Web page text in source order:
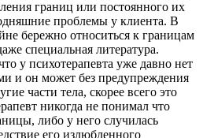
границ или постоянного их
проблемы у клиента. В
бережно относиться к границам
специальная литература.
у психотерапевта уже давно нет
и он может без предупреждения
части тела, скорее всего это
никогда не понимал что
либо у него случилась
его излюбленного